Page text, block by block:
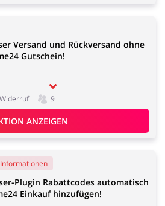
Versand und Rückversand ohne
Gutschein!
9
ANZEIGEN
Plugin Rabattcodes automatisch
Einkauf hinzufügen!